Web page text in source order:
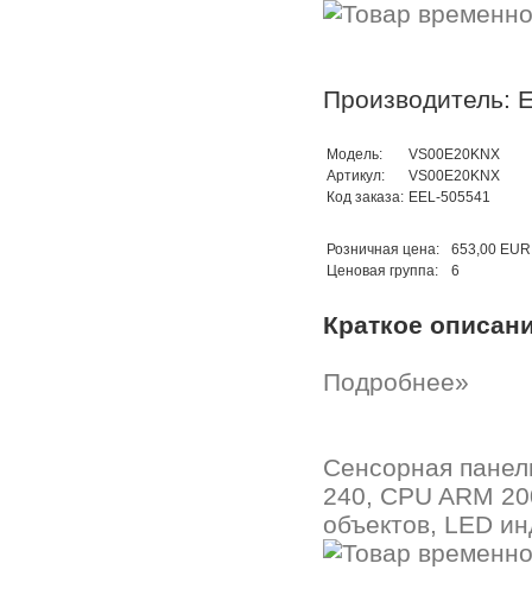
Производитель:
Модель:
VS00E20KNX
Артикул:
VS00E20KNX
Код заказа: EEL-505541
Розничная цена:
653,00 EUR
Ценовая группа:
6
Краткое
Подробнее»
Сенсорная
240, CPU ARM
объектов, LED